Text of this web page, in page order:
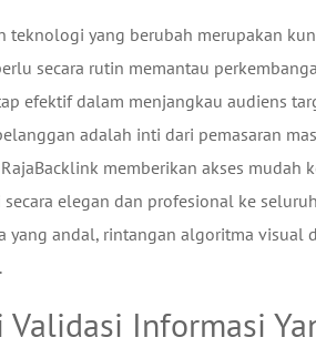
teknologi yang berubah merupakan
secara rutin memantau
efektif dalam menjangkau audiens
adalah inti dari pemasaran
memberikan akses mudah
elegan dan profesional ke
yang andal, rintangan algoritma visual
Informasi